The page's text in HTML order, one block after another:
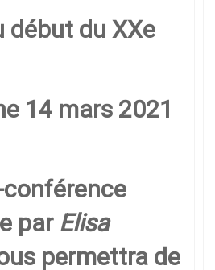
début du XXe
14 mars 2021
par Elisa
permettra de